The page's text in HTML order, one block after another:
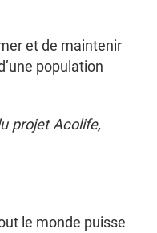
et de maintenir
population
projet Acolife,
le monde puisse